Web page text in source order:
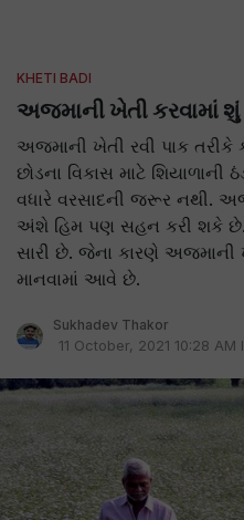
KHETI BADI
અજમાની ખેતી કરવામાં શું
અજમાની ખેતી રવી પાક
છોડના વિકાસ માટે
વધારે વરસાદની જરૂર નથી.
અંશે હિમ પણ સહન કરી શકે
સારી છે. જેના કારણે અજમાની
માનવામાં આવે છે.
Sukhadev Thakor
11 October, 2021 10:28 AM